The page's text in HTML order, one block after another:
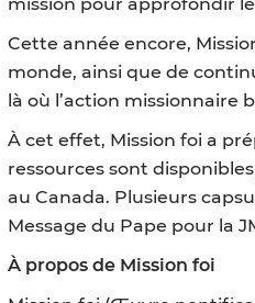
Cette année encore,
monde, ainsi que de
là où l’action missionnaire
À cet effet, Mission foi a
ressources sont
au Canada. Plusieurs
Message du Pape pour la
À propos de Mission foi